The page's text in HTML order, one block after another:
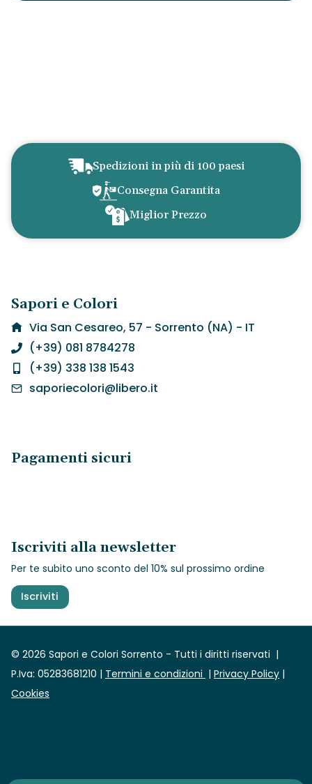
Spedizioni in più di 100 paesi
Consegna Garantita
Miglior Prezzo
Sapori e Colori
Via San Cesareo, 57 - Sorrento (NA) - IT
(+39) 081 8784278
(+39) 338 138 1543
saporiecolori@libero.it
Pagamenti sicuri
Iscriviti alla newsletter
Per te subito uno sconto del 10% sul prossimo ordine
Iscriviti
© 2026 Sapori e Colori Sorrento - Tutti i diritti riservati |
P.Iva: 05283681210 | Termini e condizioni | Privacy Policy |
Cookies